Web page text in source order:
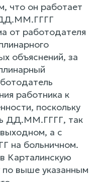
что он работает
ДД.ММ.ГГГГ
от работодателя
объяснений, за
работника к
поскольку
ДД.ММ.ГГГГ, так
а с
больничном.
Карталинскую
по выше указанным